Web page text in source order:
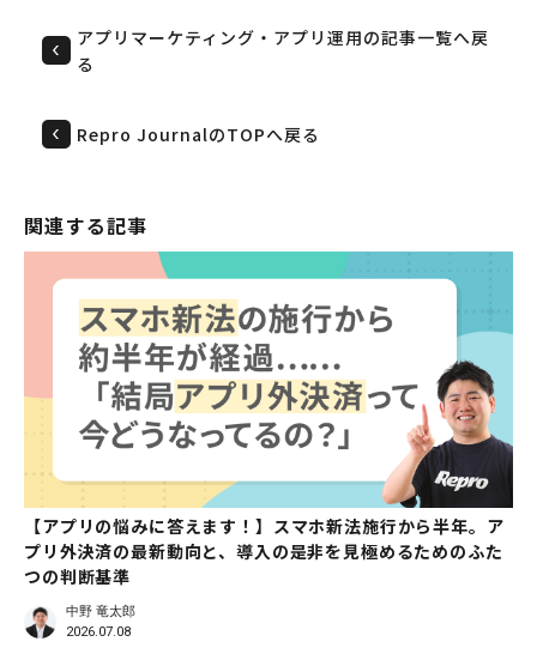
アプリマーケティング・アプリ運用の記事一覧へ戻
る
Repro JournalのTOPへ戻る
関連する記事
【アプリの悩みに答えます！】スマホ新法施行から半年。ア
プリ外決済の最新動向と、導入の是非を見極めるためのふた
つの判断基準
中野 竜太郎
2026.07.08